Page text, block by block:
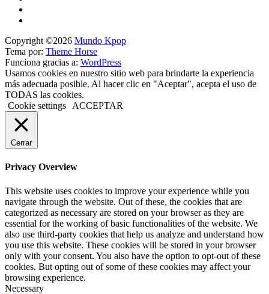
Copyright ©2026 Mundo Kpop
Tema por: Theme Horse
Funciona gracias a: WordPress
Usamos cookies en nuestro sitio web para brindarte la experiencia
más adecuada posible. Al hacer clic en "Aceptar", acepta el uso de
TODAS las cookies.
Cookie settings
ACCEPTAR
Cerrar
Privacy Overview
This website uses cookies to improve your experience while you
navigate through the website. Out of these, the cookies that are
categorized as necessary are stored on your browser as they are
essential for the working of basic functionalities of the website. We
also use third-party cookies that help us analyze and understand how
you use this website. These cookies will be stored in your browser
only with your consent. You also have the option to opt-out of these
cookies. But opting out of some of these cookies may affect your
browsing experience.
Necessary